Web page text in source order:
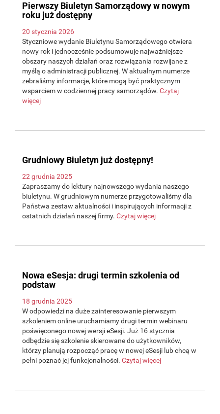
Pierwszy Biuletyn Samorządowy w nowym
roku już dostępny
20 stycznia 2026
Styczniowe wydanie Biuletynu Samorządowego otwiera
nowy rok i jednocześnie podsumowuje najważniejsze
obszary naszych działań oraz rozwiązania rozwijane z
myślą o administracji publicznej. W aktualnym numerze
zebraliśmy informacje, które mogą być praktycznym
wsparciem w codziennej pracy samorządów. Czytaj
więcej
Grudniowy Biuletyn już dostępny!
22 grudnia 2025
Zapraszamy do lektury najnowszego wydania naszego
biuletynu. W grudniowym numerze przygotowaliśmy dla
Państwa zestaw aktualności i inspirujących informacji z
ostatnich działań naszej firmy. Czytaj więcej
Nowa eSesja: drugi termin szkolenia od
podstaw
18 grudnia 2025
W odpowiedzi na duże zainteresowanie pierwszym
szkoleniem online uruchamiamy drugi termin webinaru
poświęconego nowej wersji eSesji. Już 16 stycznia
odbędzie się szkolenie skierowane do użytkowników,
którzy planują rozpocząć pracę w nowej eSesji lub chcą w
pełni poznać jej funkcjonalności. Czytaj więcej